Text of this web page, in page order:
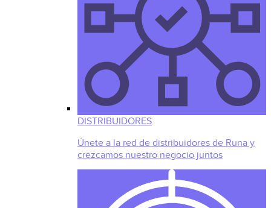
DISTRIBUIDORES
Únete a la red de distribuidores de Runa y
crezcamos nuestro negocio juntos